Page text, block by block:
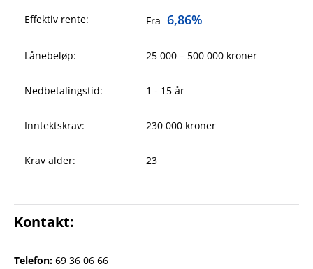
Effektiv rente: Fra 6,86%
Lånebeløp: 25 000 – 500 000 kroner
Nedbetalingstid: 1 - 15 år
Inntektskrav: 230 000 kroner
Krav alder: 23
Kontakt:
Telefon: 69 36 06 66